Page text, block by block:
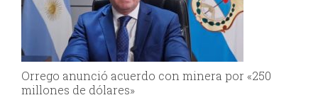
Orrego anunció acuerdo con minera por «250
millones de dólares»